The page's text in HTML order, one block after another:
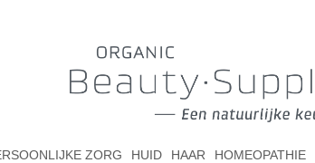
ZORG HUID HAAR HOMEOPATHIE